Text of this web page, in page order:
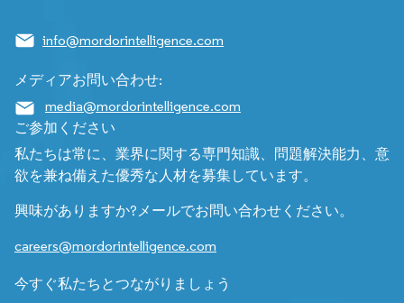
info@mordorintelligence.com
メディアお問い合わせ:
media@mordorintelligence.com
ご参加ください
私たちは常に、業界に関する専門知識、問題解決能力、意
欲を兼ね備えた優秀な人材を募集しています。
興味がありますか?メールでお問い合わせください。
careers@mordorintelligence.com
今すぐ私たちとつながりましょう